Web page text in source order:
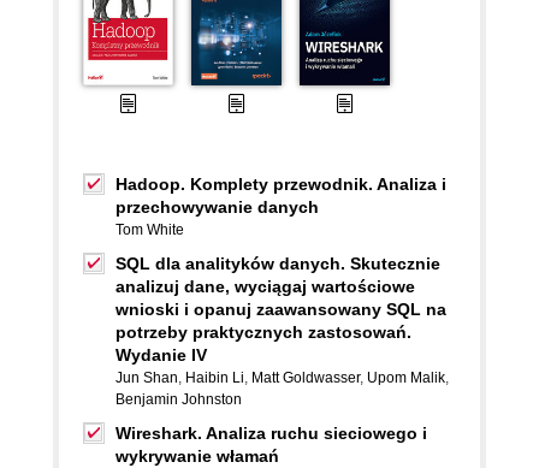
Hadoop. Komplety przewodnik. Analiza i
przechowywanie danych
Tom White
SQL dla analityków danych. Skutecznie
analizuj dane, wyciągaj wartościowe
wnioski i opanuj zaawansowany SQL na
potrzeby praktycznych zastosowań.
Wydanie IV
Jun Shan, Haibin Li, Matt Goldwasser, Upom Malik,
Benjamin Johnston
Wireshark. Analiza ruchu sieciowego i
wykrywanie włamań